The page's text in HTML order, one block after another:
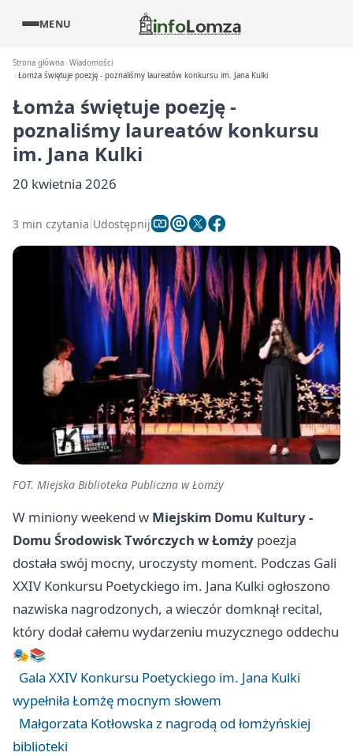
MENU
Strona główna Wiadomości
Łomża świętuje poezję - poznaliśmy laureatów konkursu im. Jana Kulki
Łomża świętuje poezję -
poznaliśmy laureatów konkursu
im. Jana Kulki
20 kwietnia 2026
3 min czytania Udostępnij
FOT. Miejska Biblioteka Publiczna w Łomży
W miniony weekend w Miejskim Domu Kultury -
Domu Środowisk Twórczych w Łomży poezja
dostała swój mocny, uroczysty moment. Podczas Gali
XXIV Konkursu Poetyckiego im. Jana Kulki ogłoszono
nazwiska nagrodzonych, a wieczór domknął recital,
który dodał całemu wydarzeniu muzycznego oddechu
🎭📚
Gala XXIV Konkursu Poetyckiego im. Jana Kulki
wypełniła Łomżę mocnym słowem
Małgorzata Kotłowska z nagrodą od łomżyńskiej
biblioteki